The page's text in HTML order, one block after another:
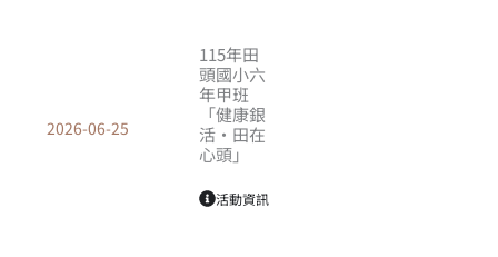
2026-06-25
115年田
頭國小六
年甲班
「健康銀
活‧田在
心頭」
活動資訊